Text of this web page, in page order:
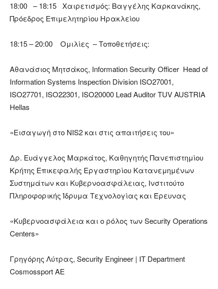
18:00 – 18:15 Χαιρετισμός: Βαγγέλης Καρκανάκης,
Πρόεδρος Επιμελητηρίου Ηρακλείου
18:15 – 20:00 Ομιλίες –Τοποθετήσεις:
Αθανάσιος Μητσάκος, Information Security Officer Head of
Information Systems Inspection Division ISO27001,
ISO27701, ISO22301, ISO20000 Lead Auditor TUV AUSTRIA
Hellas
«Εισαγωγή στο NIS2 και στις απαιτήσεις του»
Δρ. Ευάγγελος Μαρκάτος, Καθηγητής Πανεπιστημίου
Κρήτης Επικεφαλής Εργαστηρίου Κατανεμημένων
Συστημάτων και Κυβερνοασφάλειας, Ινστιτούτο
Πληροφορικής Ίδρυμα Τεχνολογίας και Έρευνας
«Κυβερνοασφάλεια και ο ρόλος των Security Operations
Centers»
Γρηγόρης Λύτρας, Security Engineer | IT Department
CosmossportΑΕ